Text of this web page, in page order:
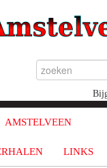
AMSTELVEEN
LINKS